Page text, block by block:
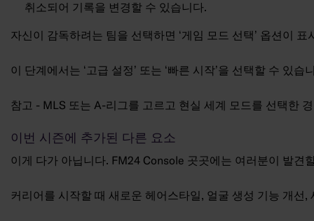
취소되어 기록을 변경할 수 있습니다.
자신이 감독하려는 팀을 선택하면 ‘게임 모드 선택’ 옵션이
이 단계에서는 ‘고급 설정’ 또는 ‘빠른 시작’을 선택할 수 있습
참고 - MLS 또는 A-리그를 고르고 현실 세계 모드를 선택한
이번 시즌에 추가된 다른 요소
이게 다가 아닙니다. FM24 Console 곳곳에는 여러분이 발견
커리어를 시작할 때 새로운 헤어스타일, 얼굴 생성 기능 개